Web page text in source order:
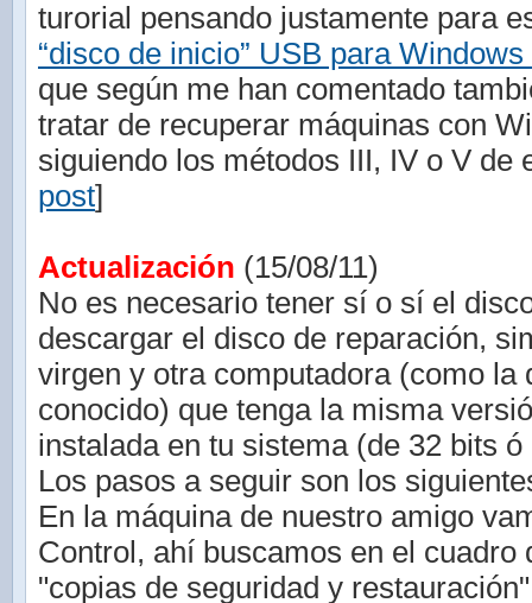
turorial pensando justamente para
“disco de inicio” USB para
que según me han comentado
tratar de recuperar máquinas con
siguiendo los métodos III, IV o V de
post]
Actualización (15/08/11)
No es necesario tener sí o sí el
descargar el disco de reparación,
virgen y otra computadora (como la
conocido) que tenga la misma
instalada en tu sistema (de 32 bits ó
Los pasos a seguir son los
En la máquina de nuestro amigo
Control, ahí buscamos en el cuadro
"copias de seguridad y